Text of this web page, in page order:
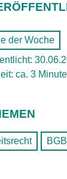
der Woche
ca. 3
BGB